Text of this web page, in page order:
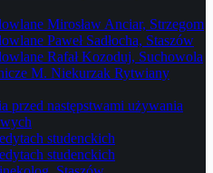
Mirosław Anciar, Strzegom
Paweł Sadłocha, Staszów
Rafał Kozoduj, Suchowola
M. Niekurzak Rytwiany
przed następstwami używania
studenckich
studenckich